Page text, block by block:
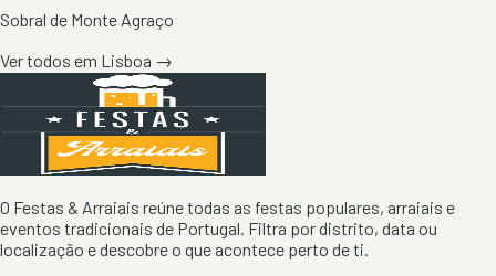
Sobral de Monte Agraço
Ver todos em Lisboa →
O Festas & Arraiais reúne todas as festas populares, arraiais e
eventos tradicionais de Portugal. Filtra por distrito, data ou
localização e descobre o que acontece perto de ti.